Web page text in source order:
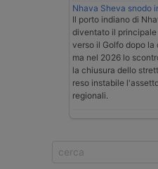
Nhava Sheva snodo
Il porto indiano di
diventato il
verso il Golfo dopo la
ma nel 2026 lo
la chiusura dello
reso instabile
regionali.